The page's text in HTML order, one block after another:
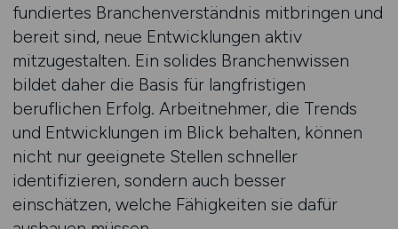
fundiertes Branchenverständnis mitbringen und
bereit sind, neue Entwicklungen aktiv
mitzugestalten. Ein solides Branchenwissen
bildet daher die Basis für langfristigen
beruflichen Erfolg. Arbeitnehmer, die Trends
und Entwicklungen im Blick behalten, können
nicht nur geeignete Stellen schneller
identifizieren, sondern auch besser
einschätzen, welche Fähigkeiten sie dafür